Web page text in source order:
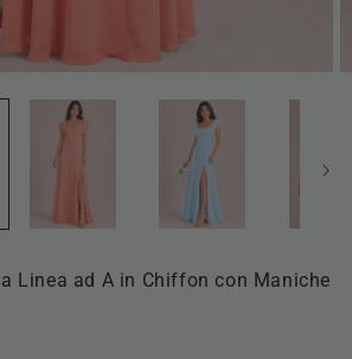
Linea ad A in Chiffon con Maniche